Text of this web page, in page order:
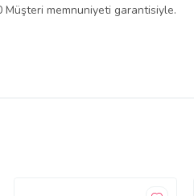
Müşteri memnuniyeti garantisiyle.